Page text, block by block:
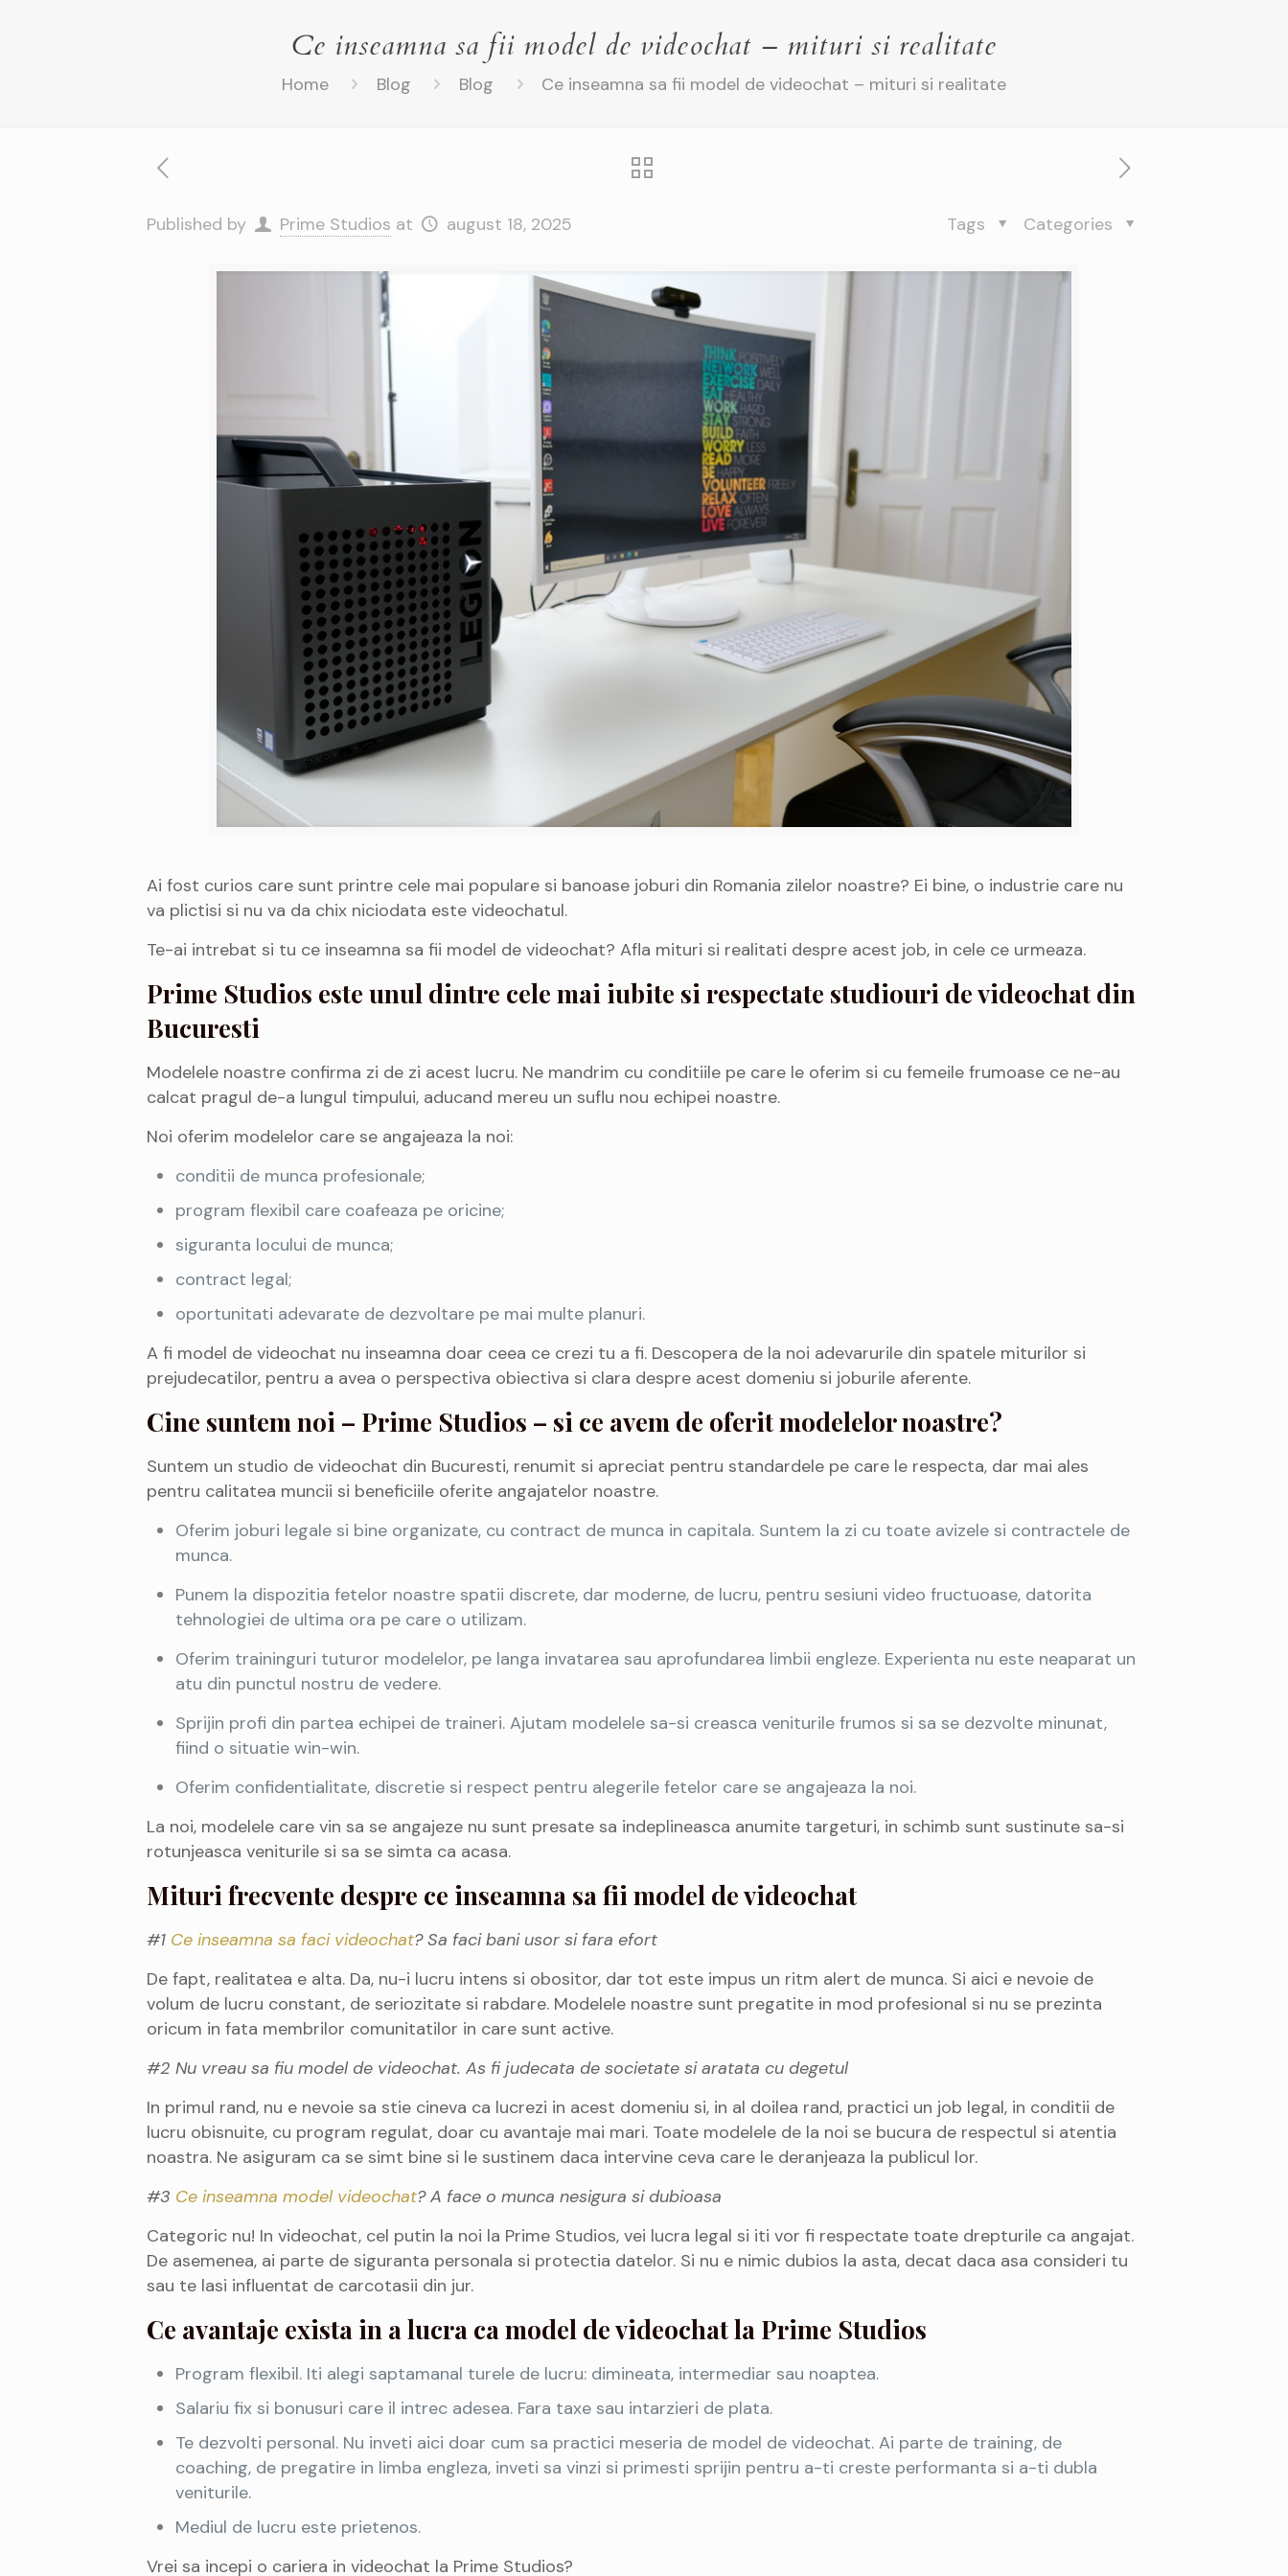
Ce inseamna sa fii model de videochat – mituri si realitate
Home Blog Blog Ce inseamna sa fii model de videochat – mituri si realitate
Published by Prime Studios at august 18, 2025 Categories
Tags
Ai fost curios care sunt printre cele mai populare si banoase joburi din Romania zilelor noastre? Ei bine, o industrie care nu
va plictisi si nu va da chix niciodata este videochatul.
Te-ai intrebat si tu ce inseamna sa fii model de videochat? Afla mituri si realitati despre acest job, in cele ce urmeaza.
Prime Studios este unul dintre cele mai iubite si respectate studiouri de videochat din
Bucuresti
Modelele noastre confirma zi de zi acest lucru. Ne mandrim cu conditiile pe care le oferim si cu femeile frumoase ce ne-au
calcat pragul de-a lungul timpului, aducand mereu un suflu nou echipei noastre.
Noi oferim modelelor care se angajeaza la noi:
conditii de munca profesionale;
program flexibil care coafeaza pe oricine;
siguranta locului de munca;
contract legal;
oportunitati adevarate de dezvoltare pe mai multe planuri.
A fi model de videochat nu inseamna doar ceea ce crezi tu a fi. Descopera de la noi adevarurile din spatele miturilor si
prejudecatilor, pentru a avea o perspectiva obiectiva si clara despre acest domeniu si joburile aferente.
Cine suntem noi – Prime Studios – si ce avem de oferit modelelor noastre?
Suntem un studio de videochat din Bucuresti, renumit si apreciat pentru standardele pe care le respecta, dar mai ales
pentru calitatea muncii si beneficiile oferite angajatelor noastre.
Oferim joburi legale si bine organizate, cu contract de munca in capitala. Suntem la zi cu toate avizele si contractele de
munca.
Punem la dispozitia fetelor noastre spatii discrete, dar moderne, de lucru, pentru sesiuni video fructuoase, datorita
tehnologiei de ultima ora pe care o utilizam.
Oferim traininguri tuturor modelelor, pe langa invatarea sau aprofundarea limbii engleze. Experienta nu este neaparat un
atu din punctul nostru de vedere.
Sprijin profi din partea echipei de traineri. Ajutam modelele sa-si creasca veniturile frumos si sa se dezvolte minunat,
fiind o situatie win-win.
Oferim confidentialitate, discretie si respect pentru alegerile fetelor care se angajeaza la noi.
La noi, modelele care vin sa se angajeze nu sunt presate sa indeplineasca anumite targeturi, in schimb sunt sustinute sa-si
rotunjeasca veniturile si sa se simta ca acasa.
Mituri frecvente despre ce inseamna sa fii model de videochat
#1 Ce inseamna sa faci videochat? Sa faci bani usor si fara efort
De fapt, realitatea e alta. Da, nu-i lucru intens si obositor, dar tot este impus un ritm alert de munca. Si aici e nevoie de
volum de lucru constant, de seriozitate si rabdare. Modelele noastre sunt pregatite in mod profesional si nu se prezinta
oricum in fata membrilor comunitatilor in care sunt active.
#2 Nu vreau sa fiu model de videochat. As fi judecata de societate si aratata cu degetul
In primul rand, nu e nevoie sa stie cineva ca lucrezi in acest domeniu si, in al doilea rand, practici un job legal, in conditii de
lucru obisnuite, cu program regulat, doar cu avantaje mai mari. Toate modelele de la noi se bucura de respectul si atentia
noastra. Ne asiguram ca se simt bine si le sustinem daca intervine ceva care le deranjeaza la publicul lor.
#3 Ce inseamna model videochat? A face o munca nesigura si dubioasa
Categoric nu! In videochat, cel putin la noi la Prime Studios, vei lucra legal si iti vor fi respectate toate drepturile ca angajat.
De asemenea, ai parte de siguranta personala si protectia datelor. Si nu e nimic dubios la asta, decat daca asa consideri tu
sau te lasi influentat de carcotasii din jur.
Ce avantaje exista in a lucra ca model de videochat la Prime Studios
Program flexibil. Iti alegi saptamanal turele de lucru: dimineata, intermediar sau noaptea.
Salariu fix si bonusuri care il intrec adesea. Fara taxe sau intarzieri de plata.
Te dezvolti personal. Nu inveti aici doar cum sa practici meseria de model de videochat. Ai parte de training, de
coaching, de pregatire in limba engleza, inveti sa vinzi si primesti sprijin pentru a-ti creste performanta si a-ti dubla
veniturile.
Mediul de lucru este prietenos.
Vrei sa incepi o cariera in videochat la Prime Studios?